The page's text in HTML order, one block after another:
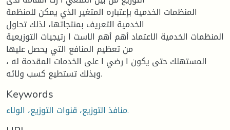
المنظمات الخدمية بإعتباره المتغير الذي يمكن للمنظمة
الخدمية التعريف بمنتجاتها، لذلك تحاول
المنظمات الخدمية الاعتماد أهم أهم الاست ا رتيجيات التوزيعية
من تعظيم المنافع التي يحصل عليها
المستهلك حتى يكون ا رضي ا على الخدمات المقدمة له ،
وبذلك تستطيع كسب ولائه.
Keywords
منافذ التوزيع، قنوات التوزيع، الولاء.